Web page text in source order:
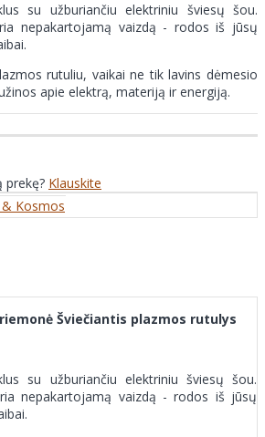
su užburiančiu elektriniu šviesų šou.
nepakartojamą vaizdą - rodos iš jūsų
rutuliu, vaikai ne tik lavins dėmesio
apie elektrą, materiją ir energiją.
prekę? Klauskite
Kosmos
Šviečiantis plazmos rutulys
su užburiančiu elektriniu šviesų šou.
nepakartojamą vaizdą - rodos iš jūsų